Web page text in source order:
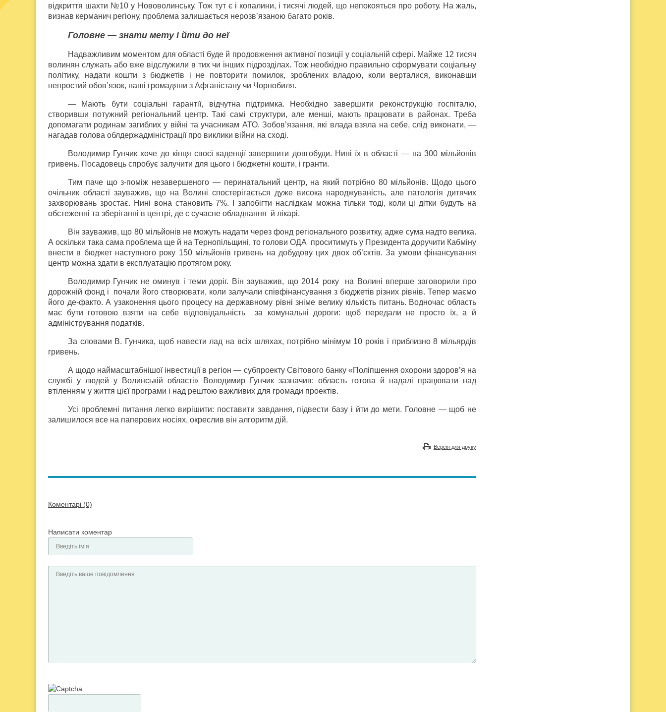
відкриття шахти №10 у Нововолинську. Тож тут є і копалини, і тисячі людей, що непокояться про роботу. На жаль,
визнав керманич регіону, проблема залишається нерозв’язаною багато років.
Головне — знати мету і йти до неї
Надважливим моментом для області буде й продовження активної позиції у соціальній сфері. Майже 12 тисяч
волинян служать або вже відслужили в тих чи інших підрозділах. Тож необхідно правильно сформувати соціальну
політику, надати кошти з бюджетів і не повторити помилок, зроблених владою, коли верталися, виконавши
непростий обов’язок, наші громадяни з Афганістану чи Чорнобиля.
— Мають бути соціальні гарантії, відчутна підтримка. Необхідно завершити реконструкцію госпіталю,
створивши потужний регіональний центр. Такі самі структури, але менші, мають працювати в районах. Треба
допомагати родинам загиблих у війні та учасникам АТО. Зобов’язання, які влада взяла на себе, слід виконати, —
нагадав голова облдержадміністрації про виклики війни на сході.
Володимир Гунчик хоче до кінця своєї каденції завершити довгобуди. Нині їх в області — на 300 мільйонів
гривень. Посадовець спробує залучити для цього і бюджетні кошти, і гранти.
Тим паче що з-поміж незавершеного — перинатальний центр, на який потрібно 80 мільйонів. Щодо цього
очільник області зауважив, що на Волині спостерігається дуже висока народжуваність, але патологія дитячих
захворювань зростає. Нині вона становить 7%. І запобігти наслідкам можна тільки тоді, коли ці дітки будуть на
обстеженні та зберіганні в центрі, де є сучасне обладнання й лікарі.
Він зауважив, що 80 мільйонів не можуть надати через фонд регіонального розвитку, адже сума надто велика.
А оскільки така сама проблема ще й на Тернопільщині, то голови ОДА проситимуть у Президента доручити Кабміну
внести в бюджет наступного року 150 мільйонів гривень на добудову цих двох об’єктів. За умови фінансування
центр можна здати в експлуатацію протягом року.
Володимир Гунчик не оминув і теми доріг. Він зауважив, що 2014 року на Волині вперше заговорили про
дорожній фонд і почали його створювати, коли залучали співфінансування з бюджетів різних рівнів. Тепер маємо
його де-факто. А узаконення цього процесу на державному рівні зніме велику кількість питань. Водночас область
має бути готовою взяти на себе відповідальність за комунальні дороги: щоб передали не просто їх, а й
адміністрування податків.
За словами В. Гунчика, щоб навести лад на всіх шляхах, потрібно мінімум 10 років і приблизно 8 мільярдів
гривень.
А щодо наймасштабнішої інвестиції в регіон — субпроекту Світового банку «Поліпшення охорони здоров’я на
службі у людей у Волинській області» Володимир Гунчик зазначив: область готова й надалі працювати над
втіленням у життя цієї програми і над рештою важливих для громади проектів.
Усі проблемні питання легко вирішити: поставити завдання, підвести базу і йти до мети. Головне — щоб не
залишилося все на паперових носіях, окреслив він алгоритм дій.
Версія для друку
Коментарі (0)
Написати коментар